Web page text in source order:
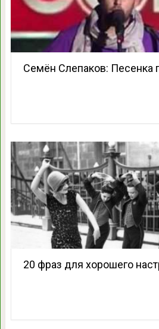
Семён Слепаков: Песенка
20 фраз для хорошего